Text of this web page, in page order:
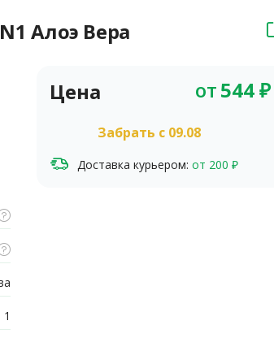
Алоэ Вера
1
Цена от544₽
Забрать c 09.08
Доставка курьером: от 200 ₽